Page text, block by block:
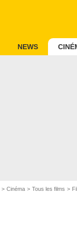
NEWS
Cinéma Tous les films